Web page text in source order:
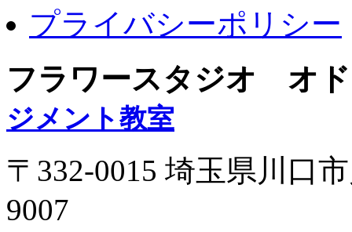
プライバシーポリシー
フラワースタジオ オ
ジメント教室
〒332-0015 埼玉県川口
9007